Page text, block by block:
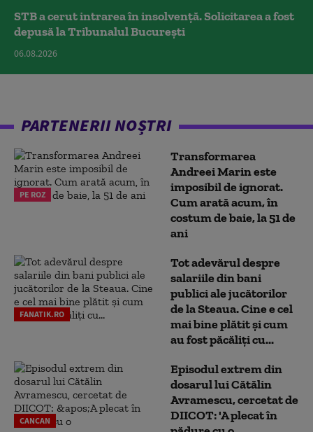
STB a cerut intrarea în insolvență. Solicitarea a fost
depusă la Tribunalul București
06.08.2026
PARTENERII NOȘTRI
PE ROZ
Transformarea
Andreei Marin este
imposibil de ignorat.
Cum arată acum, în
costum de baie, la 51 de
ani
FANATIK.RO
Tot adevărul despre
salariile din bani
publici ale jucătorilor
de la Steaua. Cine e cel
mai bine plătit și cum
au fost păcăliți cu...
CANCAN
Episodul extrem din
dosarul lui Cătălin
Avramescu, cercetat de
DIICOT: 'A plecat în